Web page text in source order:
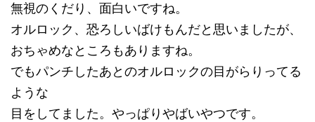
無視のくだり、面白いですね。
オルロック、恐ろしいばけもんだと思いましたが、
おちゃめなところもありますね。
でもパンチしたあとのオルロックの目がらりってる
ような
目をしてました。やっぱりやばいやつです。